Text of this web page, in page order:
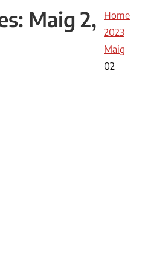
Maig 2,
You are
here:
Home
2023
Maig
02